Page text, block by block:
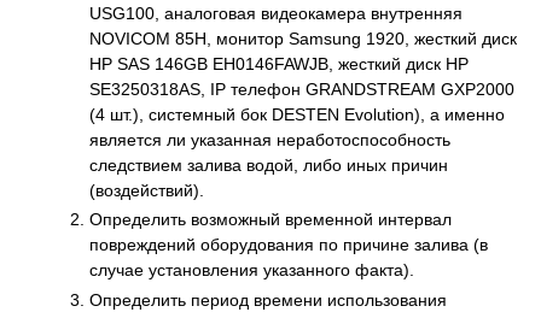
USG100, аналоговая видеокамера внутренняя
NOVICOM 85H, монитор Samsung 1920, жесткий диск
НР SAS 146GB EH0146FAWJB, жесткий диск НР
SЕ3250318AS, IP телефон GRANDSTREAM GXP2000
(4 шт.), системный бок DESTEN Evolution), а именно
является ли указанная неработоспособность
следствием залива водой, либо иных причин
(воздействий).
Определить возможный временной интервал
повреждений оборудования по причине залива (в
случае установления указанного факта).
Определить период времени использования